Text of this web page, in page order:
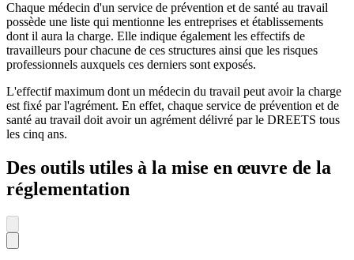
Chaque médecin d'un service de prévention et de santé au travail
possède une liste qui mentionne les entreprises et établissements
dont il aura la charge. Elle indique également les effectifs de
travailleurs pour chacune de ces structures ainsi que les risques
professionnels auxquels ces derniers sont exposés.
L'effectif maximum dont un médecin du travail peut avoir la charge
est fixé par l'agrément. En effet, chaque service de prévention et de
santé au travail doit avoir un agrément délivré par le DREETS tous
les cinq ans.
Des outils utiles à la mise en œuvre de la
réglementation